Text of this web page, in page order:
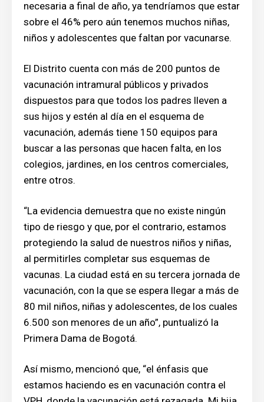
necesaria a final de año, ya tendríamos que estar
sobre el 46% pero aún tenemos muchos niñas,
niños y adolescentes que faltan por vacunarse.
El Distrito cuenta con más de 200 puntos de
vacunación intramural públicos y privados
dispuestos para que todos los padres lleven a
sus hijos y estén al día en el esquema de
vacunación, además tiene 150 equipos para
buscar a las personas que hacen falta, en los
colegios, jardines, en los centros comerciales,
entre otros.
“La evidencia demuestra que no existe ningún
tipo de riesgo y que, por el contrario, estamos
protegiendo la salud de nuestros niños y niñas,
al permitirles completar sus esquemas de
vacunas. La ciudad está en su tercera jornada de
vacunación, con la que se espera llegar a más de
80 mil niños, niñas y adolescentes, de los cuales
6.500 son menores de un año”, puntualizó la
Primera Dama de Bogotá.
Así mismo, mencionó que, “el énfasis que
estamos haciendo es en vacunación contra el